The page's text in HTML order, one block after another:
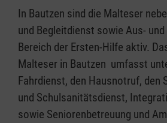
In Bautzen sind die Malteser
und Begleitdienst sowie Aus-
Bereich der Ersten-Hilfe aktiv.
Malteser in Bautzen umfasst
Fahrdienst, den Hausnotruf, den
und Schulsanitätsdienst,
sowie Seniorenbetreuung und